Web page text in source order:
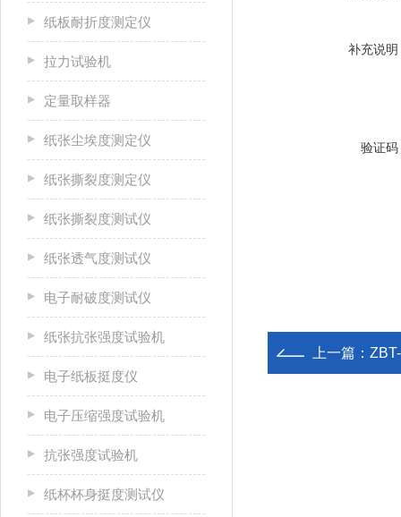
纸板耐折度测定仪
拉力试验机
定量取样器
纸张尘埃度测定仪
纸张撕裂度测定仪
纸张撕裂度测试仪
纸张透气度测试仪
电子耐破度测试仪
纸张抗张强度试验机
电子纸板挺度仪
电子压缩强度试验机
抗张强度试验机
纸杯杯身挺度测试仪
补充说明
验证码
上一篇：